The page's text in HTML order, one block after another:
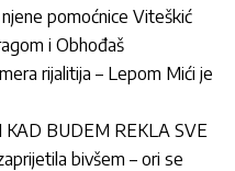
pomoćnice Viteškić
i Obhođaš
rijalitija – Lepom Mići je
KAD BUDEM REKLA SVE
bivšem – ori se